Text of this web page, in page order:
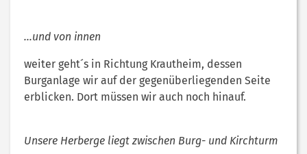
…und von innen
weiter geht´s in Richtung Krautheim, dessen
Burganlage wir auf der gegenüberliegenden Seite
erblicken. Dort müssen wir auch noch hinauf.
Unsere Herberge liegt zwischen Burg- und Kirchturm